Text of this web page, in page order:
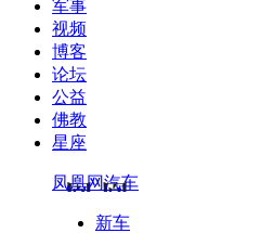
军事
视频
博客
论坛
公益
佛教
星座
凤凰网汽车
新车